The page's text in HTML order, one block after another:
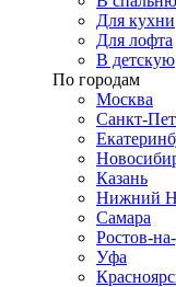
Для кухни
Для лофта
В детскую
По городам
Москва
Санкт-
Казань
Нижний
Самара
Ростов-
Уфа